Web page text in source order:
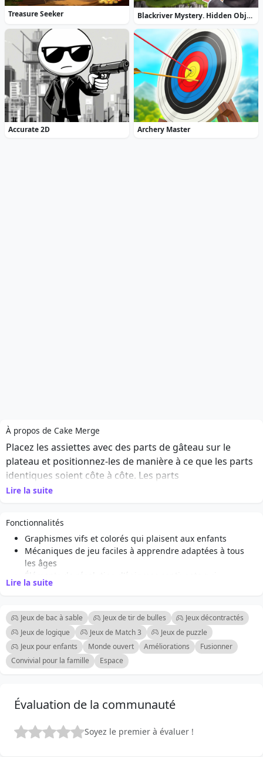
Treasure Seeker Blackriver Mystery. Hidden Objects
Accurate 2D Archery Master
À propos de Cake Merge
Placez les assiettes avec des parts de gâteau sur le
plateau et positionnez-les de manière à ce que les parts
identiques soient côte à côte. Les parts
correspondantes fusionnent automatiquement en un
Planifiez soigneusement vos placements pour que le
plateau ne se remplisse pas. Faites attention —
certaines assiettes sont liées et doivent être placées
ensemble, alors économisez de l'espace et réfléchissez
à l'avance.
Lire la suite
Fonctionnalités
Graphismes vifs et colorés qui plaisent aux enfants
Mécaniques de jeu faciles à apprendre adaptées à tous
les âges
Éléments de résolution d'énigmes captivants qui
favorisent la pensée stratégique
l'expérience de jeu
Débloquez une variété de desserts délicieux au fur et à
mesure de votre progression
Niveaux difficiles qui augmentent en difficulté pour
maintenir l'engagement des joueurs
Jouable directement dans votre navigateur sans aucun
téléchargement requis
Lire la suite
Jeux de bac à sable Jeux de tir de bulles
Jeux décontractés
Jeux de logique
Jeux de Match 3
Jeux de puzzle
Jeux pour enfants
Monde ouvert Améliorations
Fusionner
Convivial pour la famille
Espace
Évaluation de la communauté
Soyez le premier à évaluer !